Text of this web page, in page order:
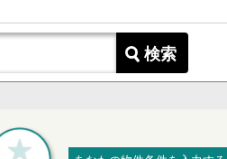
検索